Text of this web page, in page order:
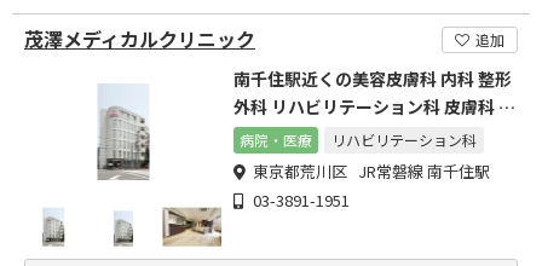
茂澤メディカルクリニック 追加
南千住駅近くの美容皮膚科 内科 整形
外科 リハビリテーション科 皮膚科 循
環器内科 糖尿病内科
病院・医療 リハビリテーション科
東京都荒川区 JR常磐線 南千住駅
03-3891-1951